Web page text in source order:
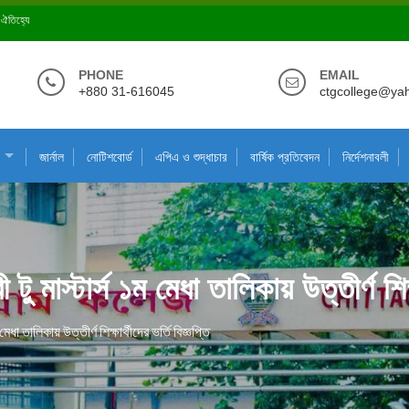
ঐতিহ্যে
PHONE
+880 31-616045
EMAIL
জার্নাল নোটিশবোর্ড এপিএ ও শুদ্ধাচার বার্ষিক প্রতিবেদন নির্দেশনাবলী
মাস্টার্স ১ম মেধা তালিকায় উত্তীর্ণ
তালিকায় উত্তীর্ণ শিক্ষার্থীদের ভর্তি বিজ্ঞপ্তি